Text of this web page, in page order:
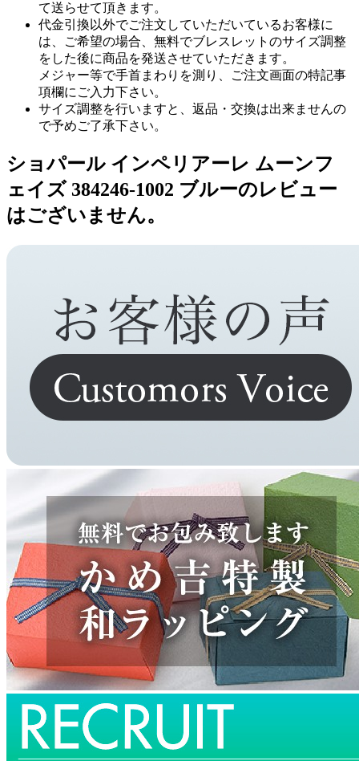
て送らせて頂きます。
代金引換以外でご注文していただいているお客様に
は、ご希望の場合、無料でブレスレットのサイズ調整
をした後に商品を発送させていただきます。
メジャー等で手首まわりを測り、ご注文画面の特記事
項欄にご入力下さい。
サイズ調整を行いますと、返品・交換は出来ませんの
で予めご了承下さい。
ショパール インペリアーレ ムーンフ
ェイズ 384246-1002 ブルーのレビュー
はございません。